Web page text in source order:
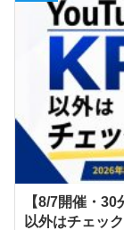
【8/7開催・
以外はチェッ